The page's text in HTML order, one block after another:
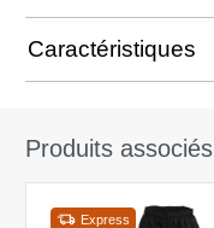
Caractéristiques
Produits associés
Express